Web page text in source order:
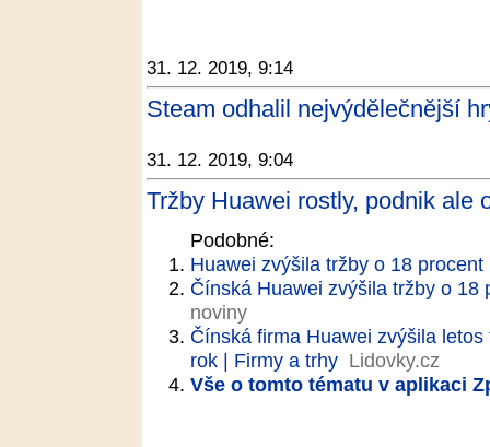
31. 12. 2019, 9:14
Steam odhalil nejvýdělečnější
31. 12. 2019, 9:04
Tržby Huawei rostly, podnik ale
Podobné:
Huawei zvýšila tržby o 18 procent
Čínská Huawei zvýšila tržby o 18
noviny
Čínská firma Huawei zvýšila
rok | Firmy a trhy Lidovky.cz
Vše o tomto tématu v aplikaci